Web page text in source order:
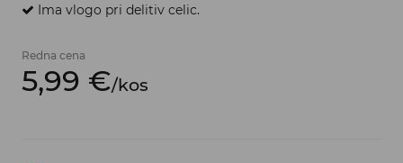
Ima vlogo pri delitiv celic.
Redna cena
5,99 €/kos